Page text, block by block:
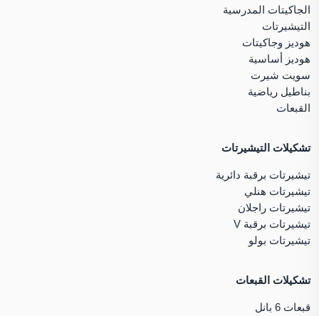
الجاكيتات المدرسية
التيشيرتات
هوديز وجاكيتات
هوديز أساسية
سويت شيرت
بناطيل رياضية
القبعات
تشكيلات التيشيرتات
تيشيرتات برقبة دائرية
تيشيرتات هنلي
تيشيرتات راجلان
تيشيرتات برقبة V
تيشيرتات بولو
تشكيلات القبعات
قبعات 6 بانل